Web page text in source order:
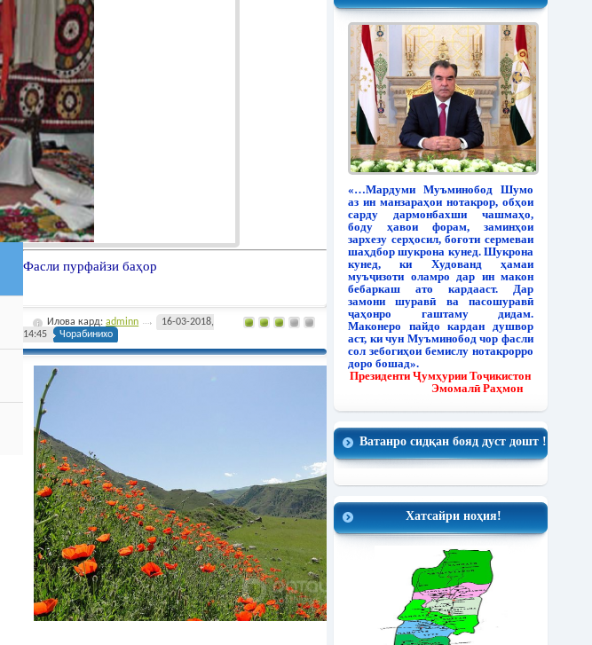
«…Мардуми Муъминобод Шумо
аз ин манзараҳои нотакрор, обҳои
сарду дармонбахши чашмаҳо,
боду ҳавои форам, заминҳои
зархезу серҳосил, боғоти сермеваи
шаҳдбор шукрона кунед. Шукрона
кунед, ки Худованд ҳамаи
муъҷизоти оламро дар ин макон
бебаркаш ато кардааст. Дар
замони шуравӣ ва пасошуравӣ
ҷаҳонро гаштаму дидам.
Маконеро пайдо кардан душвор
аст, ки чун Муъминобод чор фасли
сол зебогиҳои бемислу нотакрорро
доро бошад».
Президенти Ҷумҳурии Тоҷикистон
Эмомалӣ Раҳмон
Ватанро сидқан бояд дуст дошт !
Хатсайри ноҳия!
Фасли пурфайзи баҳор
Илова кард:adminn
16-03-2018,
14:45
Чорабинихо